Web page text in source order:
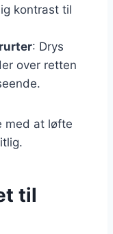
kontrast til
: Drys
over retten
med at løfte
til